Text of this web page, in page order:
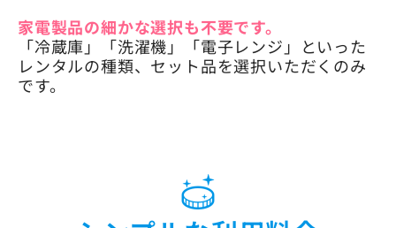
家電製品の細かな選択も不要です。
「冷蔵庫」「洗濯機」「電子レンジ」といった
レンタルの種類、セット品を選択いただくのみ
です。